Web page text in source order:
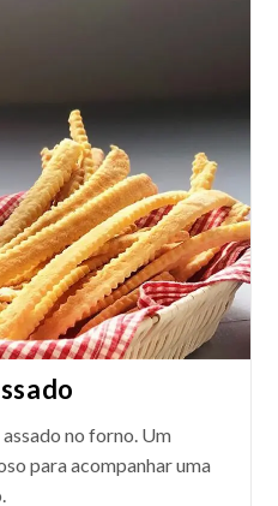
no forno. Um
para acompanhar uma